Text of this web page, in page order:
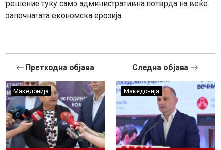
решение туку само административна потврда на веќе
започнатата економска ерозија.
Претходна објава
Македонија
Следна објава
Македонија